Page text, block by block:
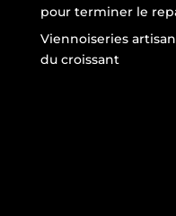
pour terminer le
Viennoiseries
du croissant